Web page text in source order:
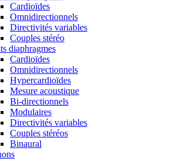
Cardioïdes
Omnidirectionnels
Directivités variables
Couples stéréo
diaphragmes
Cardioïdes
Omnidirectionnels
Hypercardioïdes
Mesure acoustique
Bi-directionnels
Modulaires
Directivités variables
Couples stéréos
Binaural